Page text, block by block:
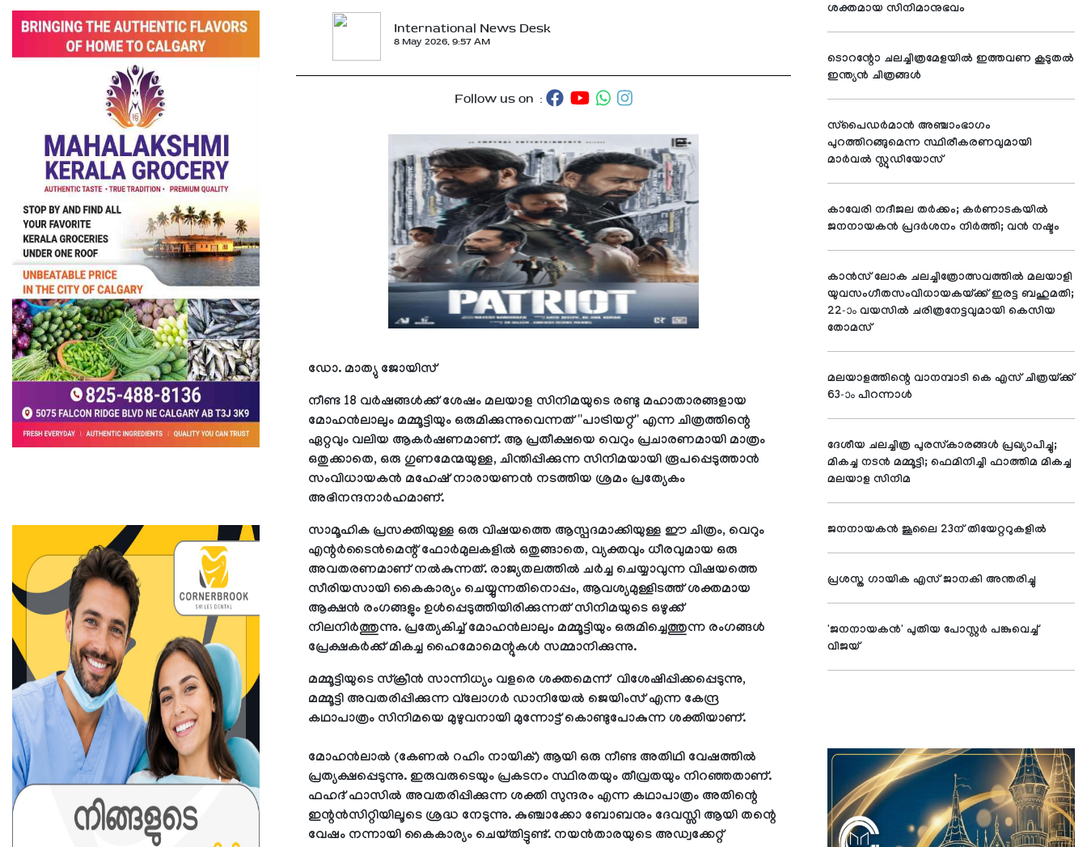
International News Desk
8 May 2026, 9:57 AM
Follow us on :
ഡോ. മാത്യു ജോയിസ്
നീണ്ട 18 വര്‍ഷങ്ങള്‍ക്ക് ശേഷം മലയാള സിനിമയുടെ രണ്ടു മഹാതാരങ്ങളായ
മോഹന്‍ലാലും മമ്മൂട്ടിയും ഒരുമിക്കുന്നുവെന്നത് ''പാട്രിയറ്റ്'' എന്ന ചിത്രത്തിന്റെ
ഏറ്റവും വലിയ ആകര്‍ഷണമാണ്. ആ പ്രതീക്ഷയെ വെറും പ്രചാരണമായി മാത്രം
ഒതുക്കാതെ, ഒരു ഗുണമേന്മയുള്ള, ചിന്തിപ്പിക്കുന്ന സിനിമയായി രൂപപ്പെടുത്താന്‍
സംവിധായകന്‍ മഹേഷ് നാരായണന്‍ നടത്തിയ ശ്രമം പ്രത്യേകം
അഭിനന്ദനാര്‍ഹമാണ്.
സാമൂഹിക പ്രസക്തിയുള്ള ഒരു വിഷയത്തെ ആസ്പദമാക്കിയുള്ള ഈ ചിത്രം, വെറും
എന്റര്‍ടൈന്‍മെന്റ് ഫോര്‍മുലകളില്‍ ഒതുങ്ങാതെ, വ്യക്തവും ധീരവുമായ ഒരു
അവതരണമാണ് നല്‍കുന്നത്. രാജ്യതലത്തില്‍ ചര്‍ച്ച ചെയ്യാവുന്ന വിഷയത്തെ
സീരിയസായി കൈകാര്യം ചെയ്യുന്നതിനൊപ്പം, ആവശ്യമുള്ളിടത്ത് ശക്തമായ
ആക്ഷന്‍ രംഗങ്ങളും ഉള്‍പ്പെടുത്തിയിരിക്കുന്നത് സിനിമയുടെ ഒഴുക്ക്
നിലനിര്‍ത്തുന്നു. പ്രത്യേകിച്ച് മോഹന്‍ലാലും മമ്മൂട്ടിയും ഒരുമിച്ചെത്തുന്ന രംഗങ്ങള്‍
പ്രേക്ഷകര്‍ക്ക് മികച്ച ഹൈമോമെന്റുകള്‍ സമ്മാനിക്കുന്നു.
മമ്മൂട്ടിയുടെ സ്‌ക്രീന്‍ സാന്നിധ്യം വളരെ ശക്തമെന്ന് വിശേഷിപ്പിക്കപ്പെടുന്നു,
മമ്മൂട്ടി അവതരിപ്പിക്കുന്ന വ്‌ലോഗര്‍ ഡാനിയേല്‍ ജെയിംസ് എന്ന കേന്ദ്ര
കഥാപാത്രം സിനിമയെ മുഴുവനായി മുന്നോട്ട് കൊണ്ടുപോകുന്ന ശക്തിയാണ്.
മോഹന്‍ലാല്‍ (കേണല്‍ റഹിം നായിക്) ആയി ഒരു നീണ്ട അതിഥി വേഷത്തില്‍
പ്രത്യക്ഷപ്പെടുന്നു. ഇരുവരുടെയും പ്രകടനം സ്ഥിരതയും തീവ്രതയും നിറഞ്ഞതാണ്.
ഫഹദ് ഫാസില്‍ അവതരിപ്പിക്കുന്ന ശക്തി സുന്ദരം എന്ന കഥാപാത്രം അതിന്റെ
ഇന്റന്‍സിറ്റിയിലൂടെ ശ്രദ്ധ നേടുന്നു. കുഞ്ചാക്കോ ബോബനും ദേവസ്സി ആയി തന്റെ
വേഷം നന്നായി കൈകാര്യം ചെയ്തിട്ടുണ്ട്. നയന്‍താരയുടെ അഡ്വക്കേറ്റ്
ശക്തമായ സിനിമാനുഭവം
ടൊറന്റോ ചലച്ചിത്രമേളയില്‍ ഇത്തവണ കൂടുതല്‍
ഇന്ത്യന്‍ ചിത്രങ്ങള്‍
സ്‌പൈഡര്‍മാന്‍ അഞ്ചാംഭാഗം
പുറത്തിറങ്ങുമെന്ന സ്ഥിരീകരണവുമായി
മാര്‍വല്‍ സ്റ്റുഡിയോസ്
കാവേരി നദീജല തര്‍ക്കം; കര്‍ണാടകയില്‍
ജനനായകന്‍ പ്രദര്‍ശനം നിര്‍ത്തി; വന്‍ നഷ്ടം
കാന്‍സ് ലോക ചലച്ചിത്രോത്സവത്തില്‍ മലയാളി
യുവസംഗീതസംവിധായകയ്ക്ക് ഇരട്ട ബഹുമതി;
22-ാം വയസില്‍ ചരിത്രനേട്ടവുമായി കെസിയ
തോമസ്
മലയാളത്തിന്റെ വാനമ്പാടി കെ എസ് ചിത്രയ്ക്ക്
63-ാം പിറന്നാള്‍
ദേശീയ ചലച്ചിത്ര പുരസ്‌കാരങ്ങള്‍ പ്രഖ്യാപിച്ചു;
മികച്ച നടന്‍ മമ്മൂട്ടി; ഫെമിനിച്ചി ഫാത്തിമ മികച്ച
മലയാള സിനിമ
ജനനായകന്‍ ജൂലൈ 23ന് തിയേറ്ററുകളില്‍
പ്രശസ്ത ഗായിക എസ് ജാനകി അന്തരിച്ചു
'ജനനായകന്‍' പുതിയ പോസ്റ്റര്‍ പങ്കുവെച്ച്
വിജയ്